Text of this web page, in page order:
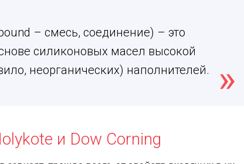
– смесь, соединение) – это
силиконовых масел высокой
неорганических) наполнителей.
и Dow Corning